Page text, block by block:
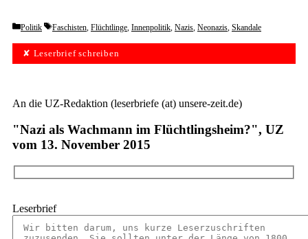
Categories
Politik Tags
Faschisten, Flüchtlinge, Innenpolitik, Nazis, Neonazis, Skandale
✘ Leserbrief schreiben
An die UZ-Redaktion (leserbriefe (at) unsere-zeit.de)
"Nazi als Wachmann im Flüchtlingsheim?", UZ
vom 13. November 2015
Leserbrief